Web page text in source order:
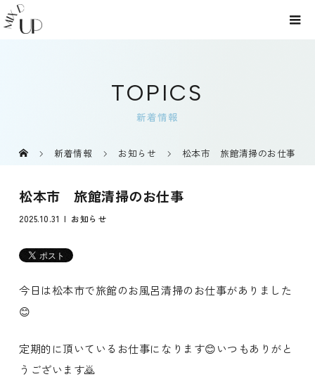
TOPICS
新着情報
新着情報 お知らせ 松本市 旅館清掃のお仕事
松本市 旅館清掃のお仕事
2025.10.31 お知らせ
今日は松本市で旅館のお風呂清掃のお仕事がありました
😊
定期的に頂いているお仕事になります😊いつもありがと
うございます🙇